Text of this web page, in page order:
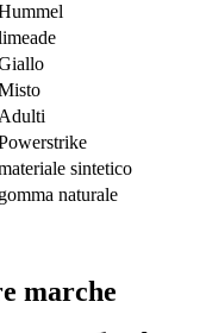
Adulti
sintetico
gomma naturale
marche